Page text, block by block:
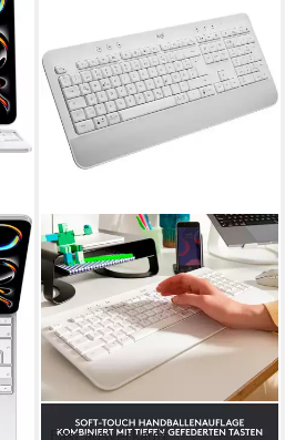
Fast ausverkauft